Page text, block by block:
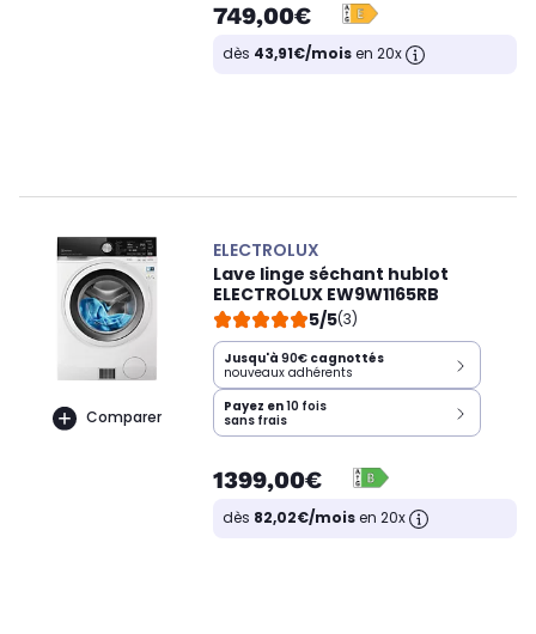
749,00€
dès 43,91€/moisen 20x
Comparer
ELECTROLUX
Lave linge séchant hublot
ELECTROLUX EW9W1165RB
5/5(3)
Jusqu'à 90€ cagnottés
nouveaux adhérents
Payez en10 fois
sans frais
1399,00€
dès 82,02€/moisen 20x